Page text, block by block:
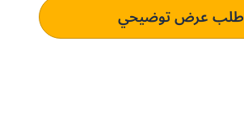
طلب عرض توضيحي